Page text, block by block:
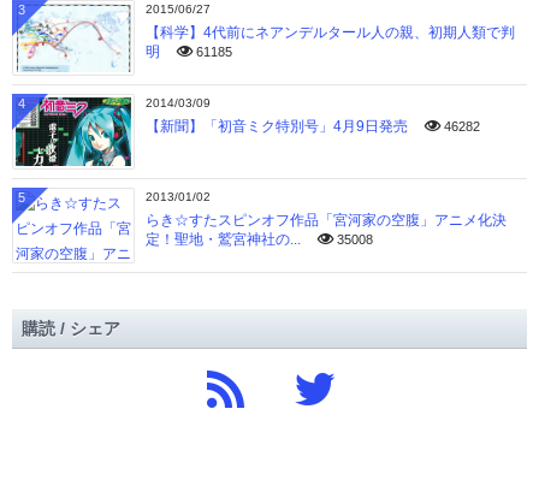
2015/06/27
【科学】4代前にネアンデルタール人の親、初期人類で判
明
61185
3
2014/03/09
【新聞】「初音ミク特別号」4月9日発売 46282
4
2013/01/02
らき☆すたスピンオフ作品「宮河家の空腹」アニメ化決
定！聖地・鷲宮神社の...
35008
5
購読 / シェア